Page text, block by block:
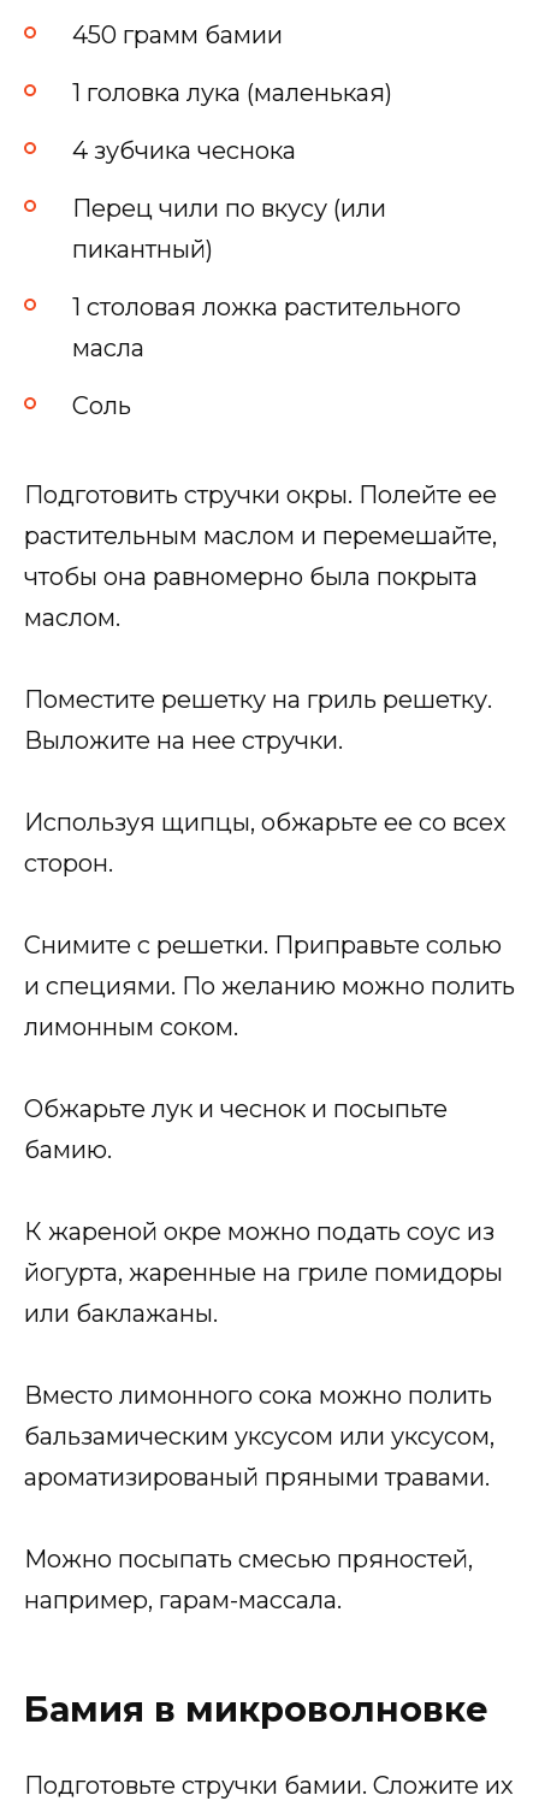
450 грамм бамии
1 головка лука (маленькая)
4 зубчика чеснока
Перец чили по вкусу (или
пикантный)
1 столовая ложка растительного
масла
Соль
Подготовить стручки окры. Полейте ее
растительным маслом и перемешайте,
чтобы она равномерно была покрыта
маслом.
Поместите решетку на гриль решетку.
Выложите на нее стручки.
Используя щипцы, обжарьте ее со всех
сторон.
Снимите с решетки. Приправьте солью
и специями. По желанию можно полить
лимонным соком.
Обжарьте лук и чеснок и посыпьте
бамию.
К жареной окре можно подать соус из
йогурта, жаренные на гриле помидоры
или баклажаны.
Вместо лимонного сока можно полить
бальзамическим уксусом или уксусом,
ароматизированый пряными травами.
Можно посыпать смесью пряностей,
например, гарам-массала.
Бамия в микроволновке
Подготовьте стручки бамии. Сложите их